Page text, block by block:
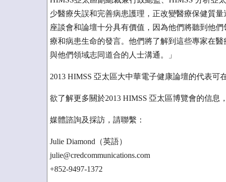
少醫療失誤和完善病患護理，正改變醫療保健質
座談會和論壇十分具有價值，因為他們將聽到他
療和病患生命的發言。他們將了解到這些專家在
與他們領域志同道合的人士溝通。」
2013 HIMSS 亞太區大中華電子健康論壇的代表可
欲了解更多關於2013 HIMSS 亞太區博覽會的信息
媒體諮詢及採訪，請聯繫：
Julie Diamond（英語）
julie@credcommunications.com
+852-9497-1372